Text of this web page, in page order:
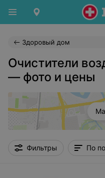
Здоровый дом
Очистители
— фото и цены
Фильтры По